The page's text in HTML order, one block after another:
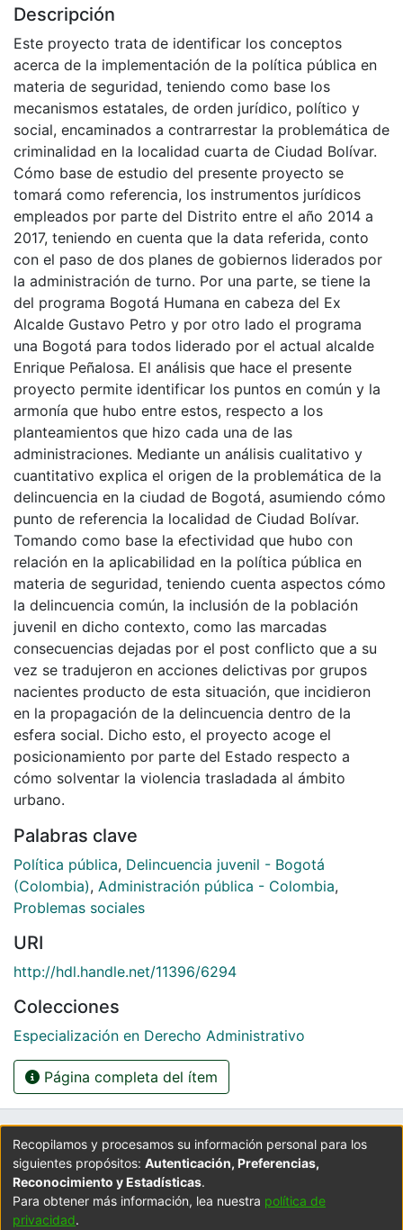
Descripción
Este proyecto trata de identificar los conceptos
acerca de la implementación de la política pública en
materia de seguridad, teniendo como base los
mecanismos estatales, de orden jurídico, político y
social, encaminados a contrarrestar la problemática de
criminalidad en la localidad cuarta de Ciudad Bolívar.
Cómo base de estudio del presente proyecto se
tomará como referencia, los instrumentos jurídicos
empleados por parte del Distrito entre el año 2014 a
2017, teniendo en cuenta que la data referida, conto
con el paso de dos planes de gobiernos liderados por
la administración de turno. Por una parte, se tiene la
del programa Bogotá Humana en cabeza del Ex
Alcalde Gustavo Petro y por otro lado el programa
una Bogotá para todos liderado por el actual alcalde
Enrique Peñalosa. El análisis que hace el presente
proyecto permite identificar los puntos en común y la
armonía que hubo entre estos, respecto a los
planteamientos que hizo cada una de las
administraciones. Mediante un análisis cualitativo y
cuantitativo explica el origen de la problemática de la
delincuencia en la ciudad de Bogotá, asumiendo cómo
punto de referencia la localidad de Ciudad Bolívar.
Tomando como base la efectividad que hubo con
relación en la aplicabilidad en la política pública en
materia de seguridad, teniendo cuenta aspectos cómo
la delincuencia común, la inclusión de la población
juvenil en dicho contexto, como las marcadas
consecuencias dejadas por el post conflicto que a su
vez se tradujeron en acciones delictivas por grupos
nacientes producto de esta situación, que incidieron
en la propagación de la delincuencia dentro de la
esfera social. Dicho esto, el proyecto acoge el
posicionamiento por parte del Estado respecto a
cómo solventar la violencia trasladada al ámbito
urbano.
Palabras clave
Política pública, Delincuencia juvenil - Bogotá
(Colombia), Administración pública - Colombia,
Problemas sociales
URI
http://hdl.handle.net/11396/6294
Colecciones
Especialización en Derecho Administrativo
Página completa del ítem
UNIVERSIDAD LA GRAN COLOMBIA
Cra 6 No. 12B - 40. PBX: 3276999
Universidad La Gran Colombia - Bogotá D.C.
Colombia.
Recopilamos y procesamos su información personal para los
siguientes propósitos: Autenticación, Preferencias,
Reconocimiento y Estadísticas.
Para obtener más información, lea nuestra política de
privacidad.